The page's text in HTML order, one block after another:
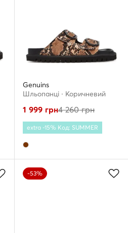
Genuins
Шльопанці · Коричневий
1 999 грн4 260грн
extra -15% Код: SUMMER
-53%